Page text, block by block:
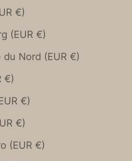
Lituanie (EUR €)
Luxembourg (EUR €)
Macédoine du Nord (EUR €)
Malte (EUR €)
Moldavie (EUR €)
Monaco (EUR €)
Monténégro (EUR €)